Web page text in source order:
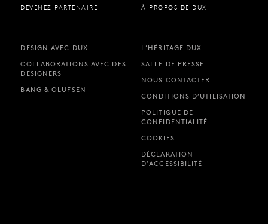
DEVENEZ PARTENAIRE
DESIGN AVEC DUX
COLLABORATIONS AVEC DES
DESIGNERS
BANG & OLUFSEN
À PROPOS DE DUX
L’HÉRITAGE DUX
SALLE DE PRESSE
NOUS CONTACTER
CONDITIONS D’UTILISATION
POLITIQUE DE
CONFIDENTIALITÉ
COOKIES
DÉCLARATION
D’ACCESSIBILITÉ